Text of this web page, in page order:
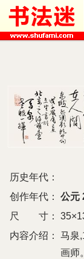
历史年代：
创作年代：
公元
尺 寸：
内容介绍：
马泉
画师